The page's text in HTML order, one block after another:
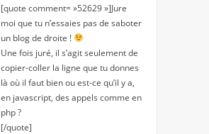
[quote comment= »52629 »]Jure
moi que tu n’essaies pas de saboter
un blog de droite !
Une fois juré, il s’agit seulement de
copier-coller la ligne que tu donnes
là où il faut bien ou est-ce qu’il y a,
en javascript, des appels comme en
php ?
[/quote]